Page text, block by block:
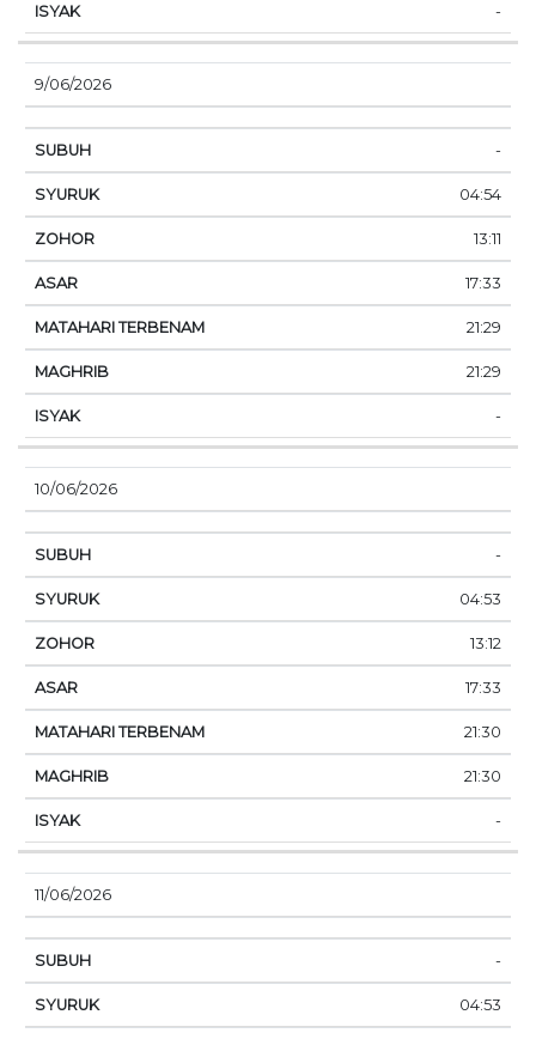
-
9/06/2026
-
04:54
13:11
17:33
21:29
21:29
-
10/06/2026
-
04:53
13:12
17:33
21:30
21:30
-
11/06/2026
-
04:53